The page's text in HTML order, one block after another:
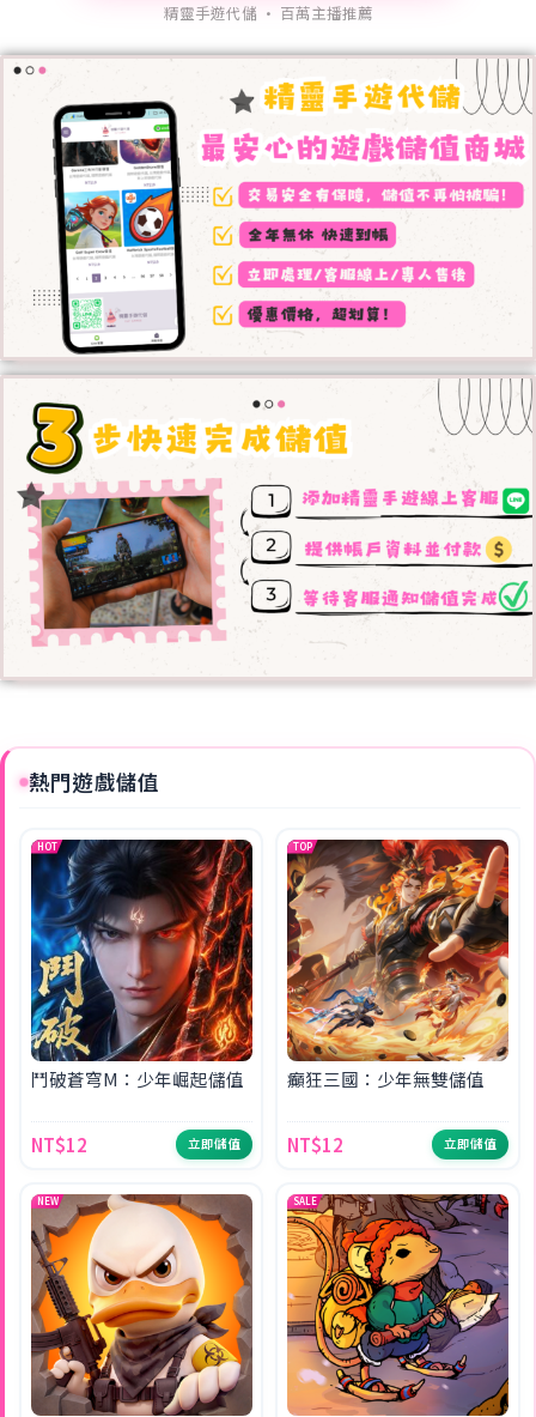
精靈手遊代儲 · 百萬主播推薦
熱門遊戲儲值
HOT
鬥破蒼穹M：少年崛起儲值
NT$12 立即儲值
TOP
癲狂三國：少年無雙儲值
NT$12 立即儲值
NEW SALE